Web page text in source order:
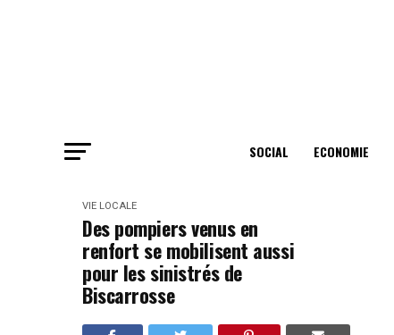
SOCIAL ECONOMIE
VIE LOCALE
Des pompiers venus en
renfort se mobilisent aussi
pour les sinistrés de
Biscarrosse